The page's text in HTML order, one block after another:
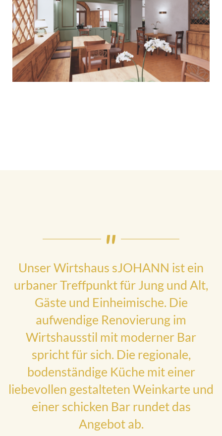
Unser Wirtshaus sJOHANN ist ein
urbaner Treffpunkt für Jung und Alt,
Gäste und Einheimische. Die
aufwendige Renovierung im
Wirtshausstil mit moderner Bar
spricht für sich. Die regionale,
bodenständige Küche mit einer
liebevollen gestalteten Weinkarte und
einer schicken Bar rundet das
Angebot ab.